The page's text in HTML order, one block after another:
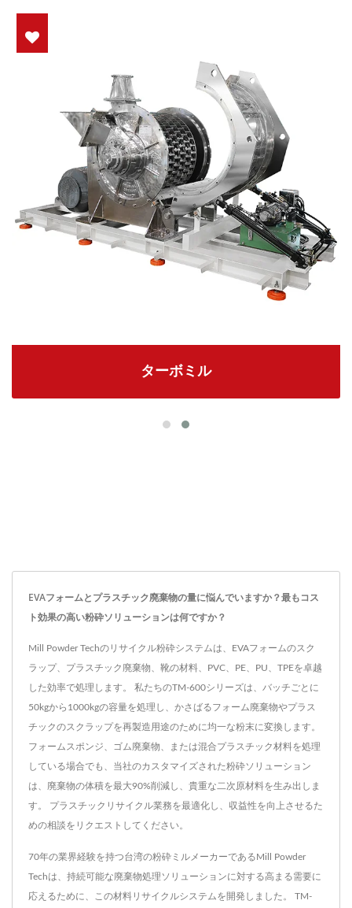
ターボミル
EVAフォームとプラスチック廃棄物の量に悩んでいますか？最もコス
ト効果の高い粉砕ソリューションは何ですか？
Mill Powder Techのリサイクル粉砕システムは、EVAフォームのスク
ラップ、プラスチック廃棄物、靴の材料、PVC、PE、PU、TPEを卓越
した効率で処理します。 私たちのTM-600シリーズは、バッチごとに
50kgから1000kgの容量を処理し、かさばるフォーム廃棄物やプラス
チックのスクラップを再製造用途のために均一な粉末に変換します。
フォームスポンジ、ゴム廃棄物、または混合プラスチック材料を処理
している場合でも、当社のカスタマイズされた粉砕ソリューション
は、廃棄物の体積を最大90%削減し、貴重な二次原材料を生み出しま
す。 プラスチックリサイクル業務を最適化し、収益性を向上させるた
めの相談をリクエストしてください。
70年の業界経験を持つ台湾の粉砕ミルメーカーであるMill Powder
Techは、持続可能な廃棄物処理ソリューションに対する高まる需要に
応えるために、この材料リサイクルシステムを開発しました。 TM-